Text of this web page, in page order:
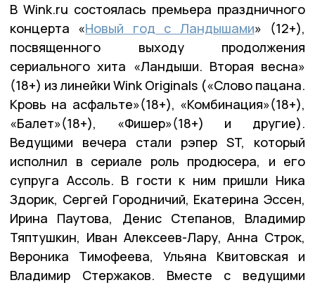
В Wink.ru состоялась премьера праздничного
концерта «Новый год с Ландышами» (12+),
посвященного выходу продолжения
сериального хита «Ландыши. Вторая весна»
(18+) из линейки Wink Originals («Слово пацана.
Кровь на асфальте»(18+), «Комбинация»(18+),
«Балет»(18+), «Фишер»(18+) и другие).
Ведущими вечера стали рэпер ST, который
исполнил в сериале роль продюсера, и его
супруга Ассоль. В гости к ним пришли Ника
Здорик, Сергей Городничий, Екатерина Эссен,
Ирина Паутова, Денис Степанов, Владимир
Тяптушкин, Иван Алексеев-Лару, Анна Строк,
Вероника Тимофеева, Ульяна Квитовская и
Владимир Стержаков. Вместе с ведущими